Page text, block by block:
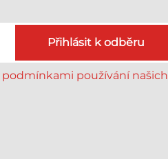
Přihlásit k odběru
podmínkami používání našich